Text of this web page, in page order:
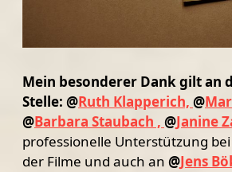
Mein besonderer Dank gilt an
Stelle: @Ruth Klapperich, @
@Barbara Staubach , @Janine
professionelle Unterstützung
der Filme und auch an @Jens